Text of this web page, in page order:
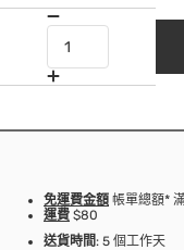
免運費金額 帳單總額*
運費 $80
送貨時間: 5 個工作天